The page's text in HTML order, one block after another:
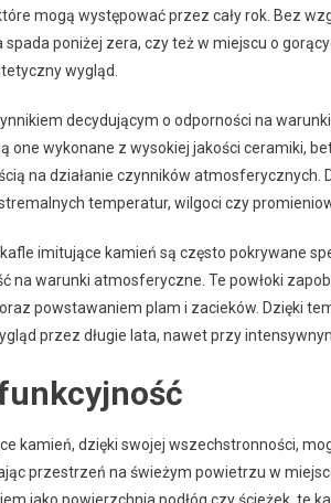
mogą występować przez cały rok. Bez
poniżej zera, czy też w miejscu o
wygląd.
decydującym o odporności na
one wykonane z wysokiej jakości ceramiki,
na działanie czynników
temperatur, wilgoci czy
imitujące kamień są często pokrywane
na warunki atmosferyczne. Te powłoki
powstawaniem plam i zacieków. Dzięki
przez długie lata, nawet przy
kamień, dzięki swojej wszechstronności,
przestrzeń na świeżym powietrzu w